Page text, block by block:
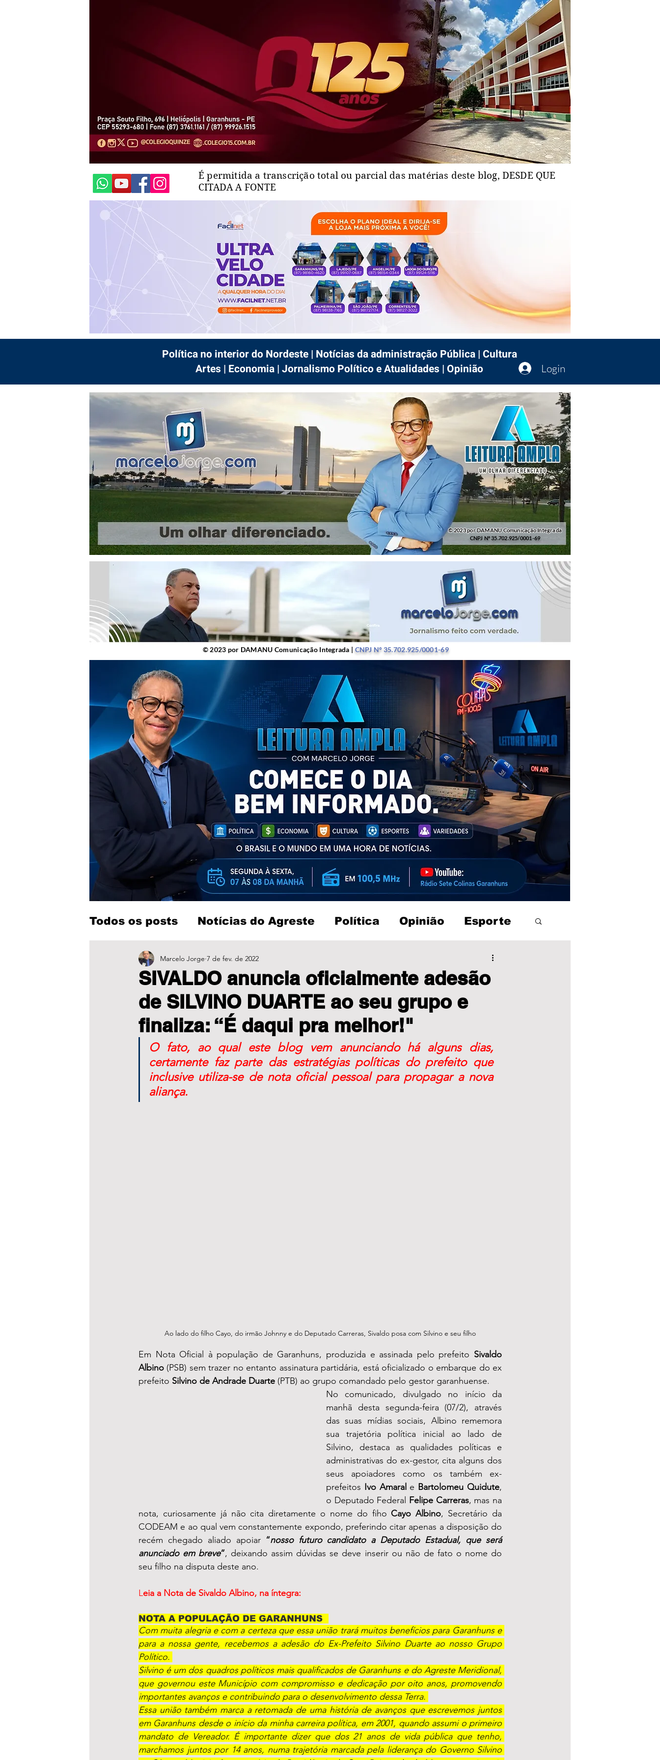
É permitida a transcrição total ou parcial das matérias deste blog, DESDE QUE
CITADA A FONTE
Login
Política no interior do Nordeste | Notícias da administração Pública | Cultura
Artes | Economia | Jornalismo Político e Atualidades | Opinião
© 2023 por DAMANU Comunicação Integrada
CNPJ Nº 35.702.925/0001-69
© 2023 por DAMANU Comunicação Integrada | CNPJ Nº 35.702.925/0001-69
© 2023 por DAMANU Comunicação Integrada | CNPJ Nº 35.702.925/0001-69
Todos os posts Notícias do Agreste Política Opinião Esporte
Entretenimento
SIVALDO anuncia oficialmente adesão
de SILVINO DUARTE ao seu grupo e
finaliza: “É daqui pra melhor!"
Marcelo Jorge 7 de fev. de 2022
O fato, ao qual este blog vem anunciando há alguns dias,
certamente faz parte das estratégias políticas do prefeito que
inclusive utiliza-se de nota oficial pessoal para propagar a nova
aliança.
Ao lado do filho Cayo, do irmão Johnny e do Deputado Carreras, Sivaldo posa com Silvino e seu filho
Em Nota Oficial à população de Garanhuns, produzida e assinada pelo prefeito Sivaldo
Albino (PSB) sem trazer no entanto assinatura partidária, está oficializado o embarque do ex
prefeito Silvino de Andrade Duarte (PTB) ao grupo comandado pelo gestor garanhuense.
No comunicado, divulgado no início da
manhã desta segunda-feira (07/2), através
das suas mídias sociais, Albino rememora
sua trajetória política inicial ao lado de
Silvino, destaca as qualidades políticas e
administrativas do ex-gestor, cita alguns dos
seus apoiadores como os também ex-
prefeitos Ivo Amaral e Bartolomeu Quidute,
o Deputado Federal Felipe Carreras, mas na
nota, curiosamente já não cita diretamente o nome do fiho Cayo Albino, Secretário da
CODEAM e ao qual vem constantemente expondo, preferindo citar apenas a disposição do
recém chegado aliado apoiar “nosso futuro candidato a Deputado Estadual, que será
anunciado em breve”, deixando assim dúvidas se deve inserir ou não de fato o nome do
seu filho na disputa deste ano.
Leia a Nota de Sivaldo Albino, na íntegra:
NOTA A POPULAÇÃO DE GARANHUNS
Com muita alegria e com a certeza que essa união trará muitos benefícios para Garanhuns e
para a nossa gente, recebemos a adesão do Ex-Prefeito Silvino Duarte ao nosso Grupo
Político.
Silvino é um dos quadros políticos mais qualificados de Garanhuns e do Agreste Meridional,
que governou este Município com compromisso e dedicação por oito anos, promovendo
importantes avanços e contribuindo para o desenvolvimento dessa Terra.
Essa união também marca a retomada de uma história de avanços que escrevemos juntos
em Garanhuns desde o início da minha carreira política, em 2001, quando assumi o primeiro
mandato de Vereador. É importante dizer que dos 21 anos de vida pública que tenho,
marchamos juntos por 14 anos, numa trajetória marcada pela liderança do Governo Silvino